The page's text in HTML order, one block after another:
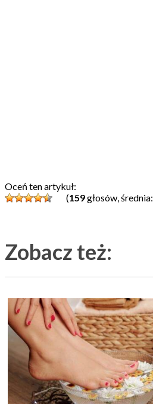
Oceń ten artykuł:
(159głosów, średnia:
Zobacz też: